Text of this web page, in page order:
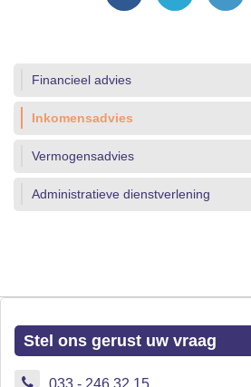
Financieel advies
Inkomensadvies
Vermogensadvies
Administratieve dienstverlening
Stel ons gerust uw vraag
033 - 246 32 15